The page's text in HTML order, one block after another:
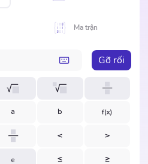
Ma trận
Gỡ rối